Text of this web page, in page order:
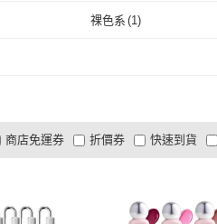
祼色系 (1)
折價券
有影片
商品有量
快速到貨
大家電快配
商店免運券